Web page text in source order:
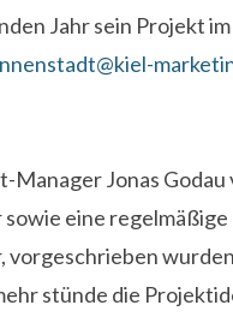
Jahr sein Projekt
Manager Jonas
eine
vorgeschrieben
stünde die